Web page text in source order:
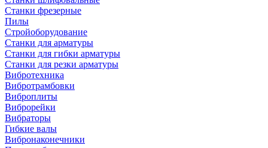
Станки фрезерные
Пилы
Стройоборудование
Станки для арматуры
Станки для гибки арматуры
Станки для резки арматуры
Вибротехника
Вибротрамбовки
Виброплиты
Виброрейки
Вибраторы
Гибкие валы
Вибронаконечники